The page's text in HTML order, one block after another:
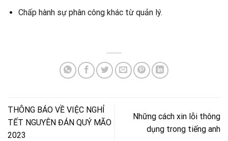
Chấp hành sự phân công khác từ quản lý.
THÔNG BÁO VỀ VIỆC NGHỈ
TẾT NGUYÊN ĐÁN QUÝ MÃO
2023
Những cách xin lỗi thông
dụng trong tiếng anh